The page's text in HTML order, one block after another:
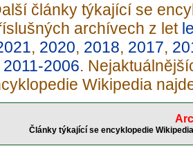
články týkající se
archívech z let
, 2020, 2018, 2017,
2011-2006.
Wikipedia
Články týkající se encyklopedie